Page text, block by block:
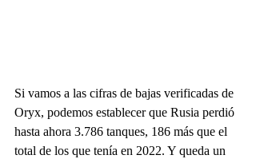
Si vamos a las cifras de bajas verificadas de
Oryx, podemos establecer que Rusia perdió
hasta ahora 3.786 tanques, 186 más que el
total de los que tenía en 2022. Y queda un